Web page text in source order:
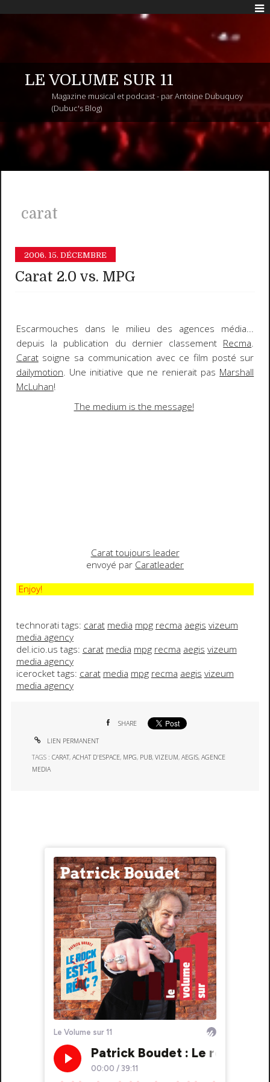
LE VOLUME SUR 11
Magazine musical et podcast - par Antoine Dubuquoy
(Dubuc's Blog)
carat
2006. 15. DÉCEMBRE
Carat 2.0 vs. MPG
Escarmouches dans le milieu des agences média...
depuis la publication du dernier classement Recma.
Caratsoigne sa communication avec ce film posté sur
dailymotion. Une initiative que ne renierait pas Marshall
McLuhan!
The medium is the message!
Carat toujours leader
envoyé par Caratleader
Enjoy!
technorati tags: carat media mpg recma aegis vizeum
media agency
del.icio.us tags: carat media mpg recma aegis vizeum
media agency
icerocket tags: carat media mpg recma aegis vizeum
media agency
SHARE
LIEN PERMANENT
TAGS :CARAT,ACHAT D'ESPACE, MPG, PUB,VIZEUM,AEGIS,AGENCE
MEDIA